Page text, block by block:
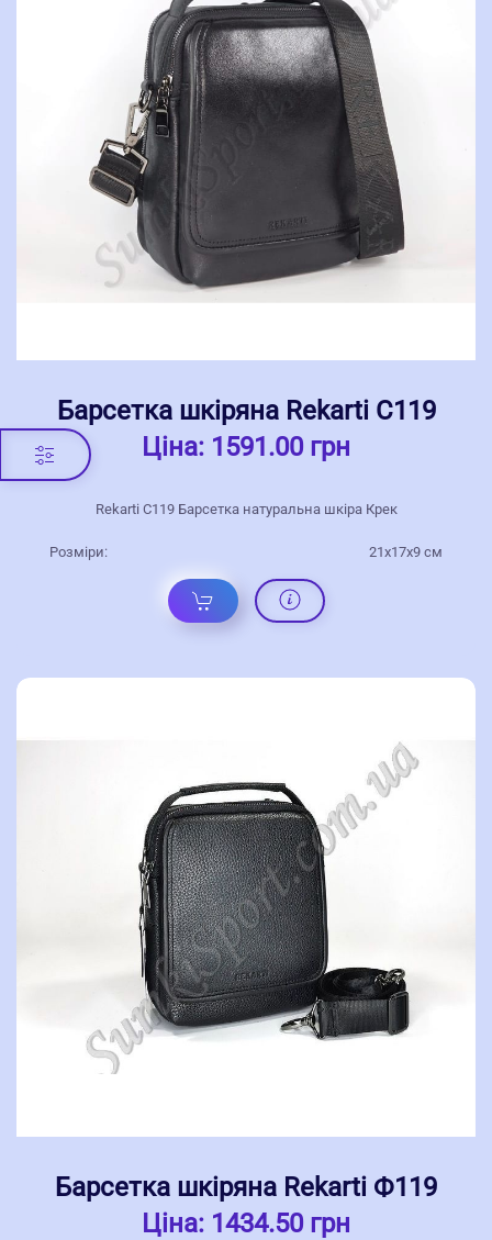
Барсетка шкіряна Rekarti С119
Ціна: 1591.00 грн
Rekarti С119 Барсетка натуральна шкіра Крек
Розміри: 21х17х9 см
Барсетка шкіряна Rekarti Ф119
Ціна: 1434.50 грн